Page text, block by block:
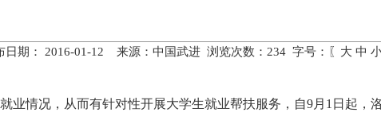
日期： 2016-01-12 来源：中国武进 浏览次数： 234字号：〖 大 中
情况，从而有针对性开展大学生就业帮扶服务，自9月1日起，